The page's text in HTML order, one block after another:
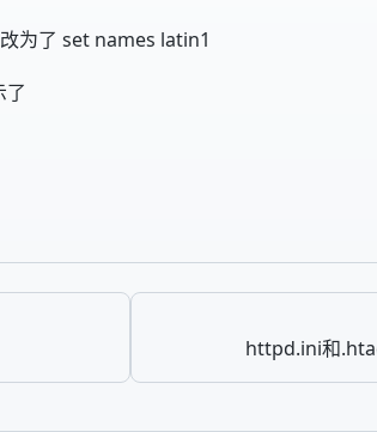
为了 set names latin1
了
httpd.ini和